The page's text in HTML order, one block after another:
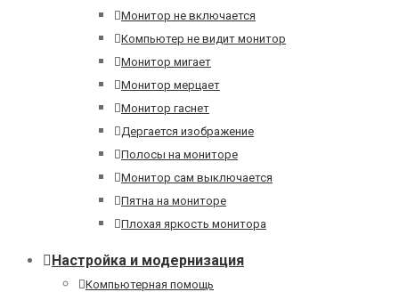
Монитор не включается
Компьютер не видит монитор
Монитор мигает
Монитор мерцает
Монитор гаснет
Дергается изображение
Полосы на мониторе
Монитор сам выключается
Пятна на мониторе
Плохая яркость монитора
Настройка и модернизация
Компьютерная помощь